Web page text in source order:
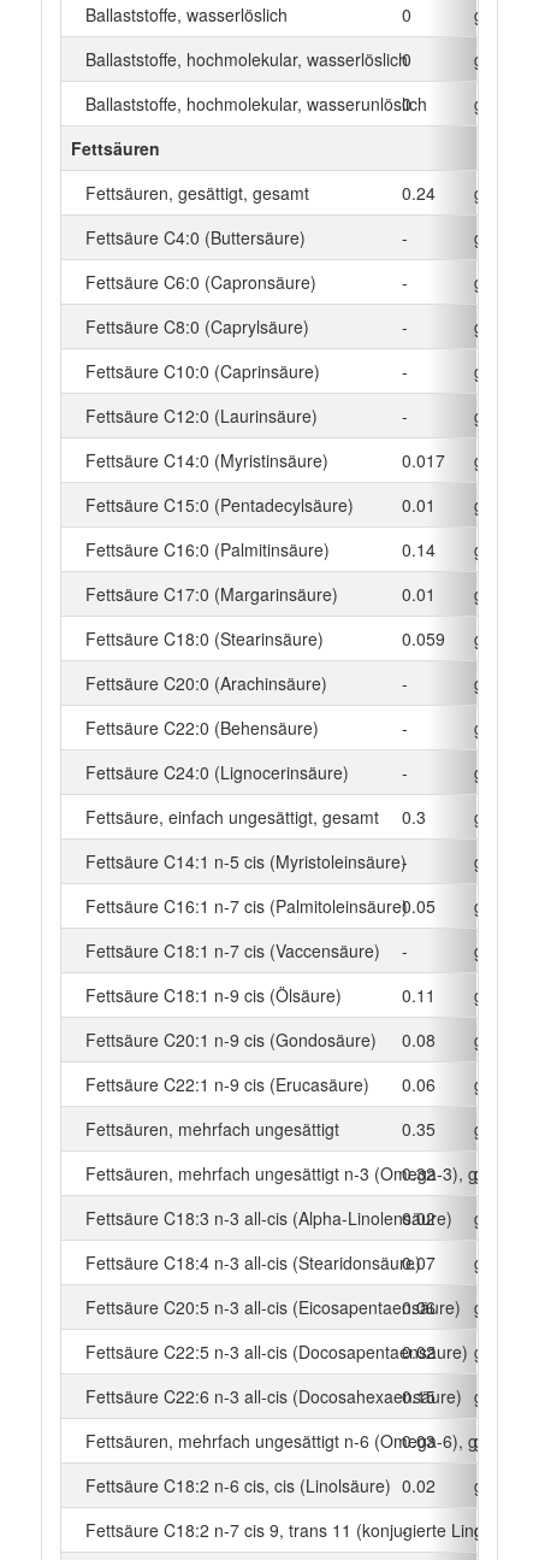
Ballaststoffe, wasserlöslich
0
g
Ballaststoffe, hochmolekular, wasserlöslich0
g
Ballaststoffe, hochmolekular, wasserunlöslich
0
g
Fettsäuren
Fettsäuren, gesättigt, gesamt
0.24
g
Fettsäure C4:0 (Buttersäure)
-
g
Fettsäure C6:0 (Capronsäure)
-
g
Fettsäure C8:0 (Caprylsäure)
-
g
Fettsäure C10:0 (Caprinsäure)
-
g
Fettsäure C12:0 (Laurinsäure)
-
g
Fettsäure C14:0 (Myristinsäure)
0.017
g
Fettsäure C15:0 (Pentadecylsäure)
0.01
g
Fettsäure C16:0 (Palmitinsäure)
0.14
g
Fettsäure C17:0 (Margarinsäure)
0.01
g
Fettsäure C18:0 (Stearinsäure)
0.059
g
Fettsäure C20:0 (Arachinsäure)
-
g
Fettsäure C22:0 (Behensäure)
-
g
Fettsäure C24:0 (Lignocerinsäure)
-
g
Fettsäure, einfach ungesättigt, gesamt
0.3
g
Fettsäure C14:1 n-5 cis (Myristoleinsäure)-
g
Fettsäure C16:1 n-7 cis (Palmitoleinsäure)0.05
g
Fettsäure C18:1 n-7 cis (Vaccensäure)
-
g
Fettsäure C18:1 n-9 cis (Ölsäure)
0.11
g
Fettsäure C20:1 n-9 cis (Gondosäure)
0.08
g
Fettsäure C22:1 n-9 cis (Erucasäure)
0.06
g
Fettsäuren, mehrfach ungesättigt
0.35
g
Fettsäuren, mehrfach ungesättigt n-3 (Omega-3), gesamt
0.32
g
Fettsäure C18:3 n-3 all-cis (Alpha-Linolensäure)
0.02
g
Fettsäure C18:4 n-3 all-cis (Stearidonsäure)0.07
g
Fettsäure C20:5 n-3 all-cis (Eicosapentaensäure)
0.06
g
Fettsäure C22:5 n-3 all-cis (Docosapentaensäure)
0.02
g
Fettsäure C22:6 n-3 all-cis (Docosahexaensäure)
0.15
g
Fettsäuren, mehrfach ungesättigt n-6 (Omega-6), gesamt
0.03
g
Fettsäure C18:2 n-6 cis, cis (Linolsäure) 0.02
g
Fettsäure C18:2 n-7 cis 9, trans 11 (konjugierte Linolsäure)
-
g